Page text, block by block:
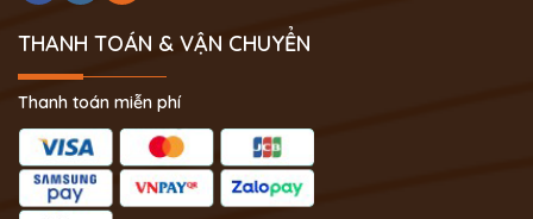
THANH TOÁN & VẬN CHUYỂN
Thanh toán miễn phí